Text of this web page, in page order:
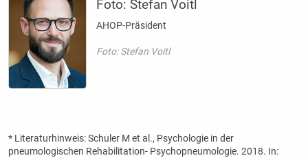
Foto: Stefan Voitl
AHOP-Präsident
Foto: Stefan Voitl
* Literaturhinweis: Schuler M et al., Psychologie in der
pneumologischen Rehabilitation- Psychopneumologie. 2018. In: